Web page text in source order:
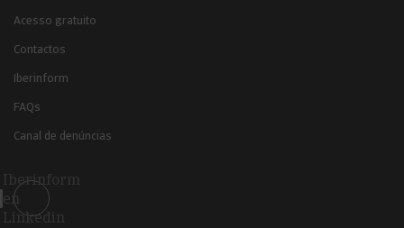
Acesso gratuito
Contactos
Iberinform
FAQs
Canal de denúncias
Iberinform
en
Linkedin